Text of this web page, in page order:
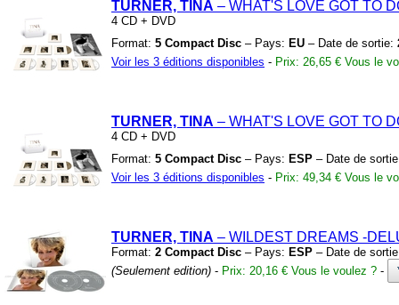
TURNER, TINA – WHAT'S LOVE GOT TO
4 CD + DVD
Format: 5 Compact Disc – Pays: EU – Date de sortie:
Voir les 3 éditions disponibles - Prix: 26,65 € Vous le
TURNER, TINA – WHAT'S LOVE GOT TO
4 CD + DVD
Format: 5 Compact Disc – Pays: ESP – Date de
Voir les 3 éditions disponibles - Prix: 49,34 € Vous le
TURNER, TINA – WILDEST DREAMS -
Format: 2 Compact Disc – Pays: ESP – Date de
(Seulement edition) - Prix: 20,16 € Vous le voulez ? -